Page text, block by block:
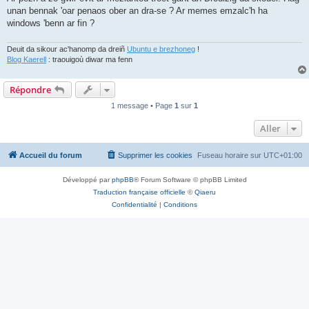
unan bennak 'oar penaos ober an dra-se ? Ar memes emzalc'h ha
windows 'benn ar fin ?
Deuit da sikour ac'hanomp da dreiñ Ubuntu e brezhoneg !
Blog Kaerell : traouigoù diwar ma fenn
Répondre
1 message • Page 1 sur 1
Aller
Accueil du forum Fuseau horaire sur UTC+01:00
Supprimer les cookies
Développé parphpBB® Forum Software © phpBB Limited
Traduction française officielle ©Qiaeru
Confidentialité | Conditions